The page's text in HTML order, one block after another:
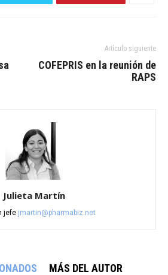
Artículo siguiente
COFEPRIS en la reunión de
RAPS
Julieta Martín
jefe jmartin@pharmabiz.net
MÁS DEL AUTOR